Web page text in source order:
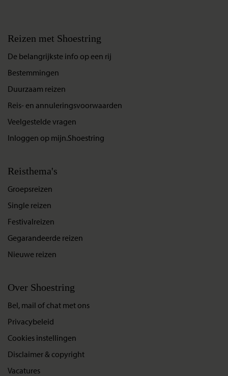
Reizen met Shoestring
De belangrijkste info op een rij
Bestemmingen
Duurzaam reizen
Reis- en annuleringsvoorwaarden
Veelgestelde vragen
Inloggen op mijn.Shoestring
Reisthema's
Groepsreizen
Single reizen
Festivalreizen
Gegarandeerde reizen
Nieuwe reizen
Over Shoestring
Bel, mail of chat met ons
Privacybeleid
Cookies instellingen
Disclaimer & copyright
Vacatures